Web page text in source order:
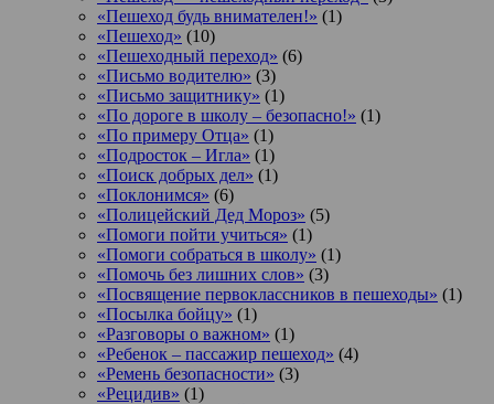
«Пешеход будь внимателен!» (1)
«Пешеход» (10)
«Пешеходный переход» (6)
«Письмо водителю» (3)
«Письмо защитнику» (1)
«По дороге в школу – безопасно!» (1)
«По примеру Отца» (1)
«Подросток ‒ Игла» (1)
«Поиск добрых дел» (1)
«Поклонимся» (6)
«Полицейский Дед Мороз» (5)
«Помоги пойти учиться» (1)
«Помоги собраться в школу» (1)
«Помочь без лишних слов» (3)
«Посвящение первоклассников в пешеходы» (1)
«Посылка бойцу» (1)
«Разговоры о важном» (1)
«Ребенок – пассажир пешеход» (4)
«Ремень безопасности» (3)
«Рецидив» (1)